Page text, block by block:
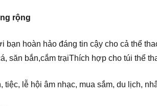
rộng
bạn hoàn hảo đáng tin cậy cho cả thể
săn bắn,cắm trạiThích hợp cho túi thể
lễ hội âm nhạc, mua sắm, du lịch,